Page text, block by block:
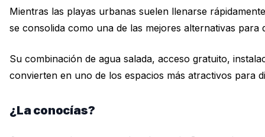
Mientras las playas urbanas suelen llenarse
se consolida como una de las mejores alternativas
Su combinación de agua salada, acceso gratuito,
convierten en uno de los espacios más atractivos para
¿La conocías?